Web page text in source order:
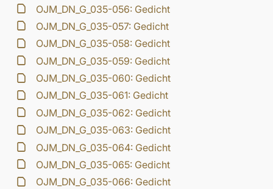
OJM_DN_G_035-056: Gedicht
OJM_DN_G_035-057: Gedicht
OJM_DN_G_035-058: Gedicht
OJM_DN_G_035-059: Gedicht
OJM_DN_G_035-060: Gedicht
OJM_DN_G_035-061: Gedicht
OJM_DN_G_035-062: Gedicht
OJM_DN_G_035-063: Gedicht
OJM_DN_G_035-064: Gedicht
OJM_DN_G_035-065: Gedicht
OJM_DN_G_035-066: Gedicht